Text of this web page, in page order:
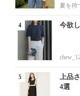
夏を待
今欲
上品
4選